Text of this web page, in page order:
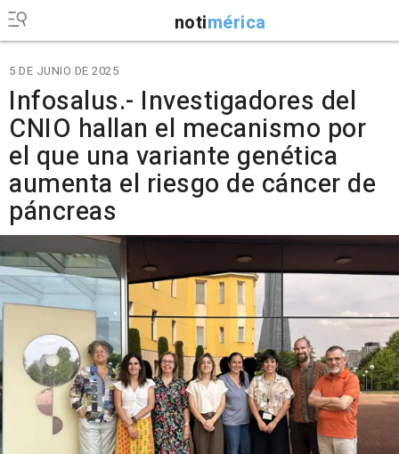
notimérica
5 DE JUNIO DE 2025
Infosalus.- Investigadores del
CNIO hallan el mecanismo por
el que una variante genética
aumenta el riesgo de cáncer de
páncreas